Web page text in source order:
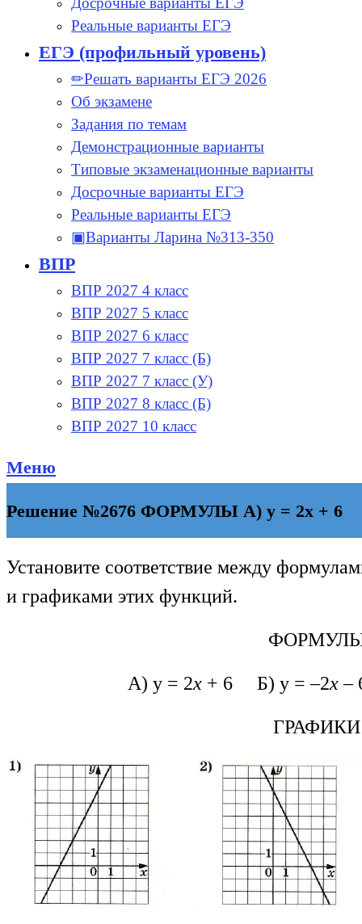
Реальные варианты ЕГЭ
ЕГЭ (профильный уровень)
✏Решать варианты ЕГЭ 2026
Об экзамене
Задания по темам
Демонстрационные варианты
Типовые экзаменационные варианты
Досрочные варианты ЕГЭ
Реальные варианты ЕГЭ
▣Варианты Ларина №313-350
ВПР
ВПР 2027 4 класс
ВПР 2027 5 класс
ВПР 2027 6 класс
ВПР 2027 7 класс (Б)
ВПР 2027 7 класс (У)
ВПР 2027 8 класс (Б)
ВПР 2027 10 класс
Меню
Решение №2676 ФОРМУЛЫ А) у = 2х + 6
Установите соответствие между
и графиками этих функций.
А) у = 2х + 6 Б) у = –2х–
ГРАФИКИ